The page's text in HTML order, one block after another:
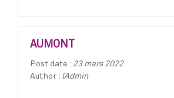
AUMONT
Post date : 23 mars 2022
Author : lAdmin